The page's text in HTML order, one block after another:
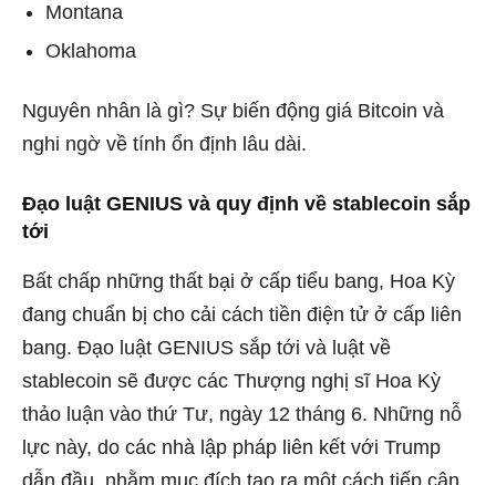
Montana
Oklahoma
Nguyên nhân là gì? Sự biến động giá Bitcoin và
nghi ngờ về tính ổn định lâu dài.
Đạo luật GENIUS và quy định về stablecoin sắp
tới
Bất chấp những thất bại ở cấp tiểu bang, Hoa Kỳ
đang chuẩn bị cho cải cách tiền điện tử ở cấp liên
bang. Đạo luật GENIUS sắp tới và luật về
stablecoin sẽ được các Thượng nghị sĩ Hoa Kỳ
thảo luận vào thứ Tư, ngày 12 tháng 6. Những nỗ
lực này, do các nhà lập pháp liên kết với Trump